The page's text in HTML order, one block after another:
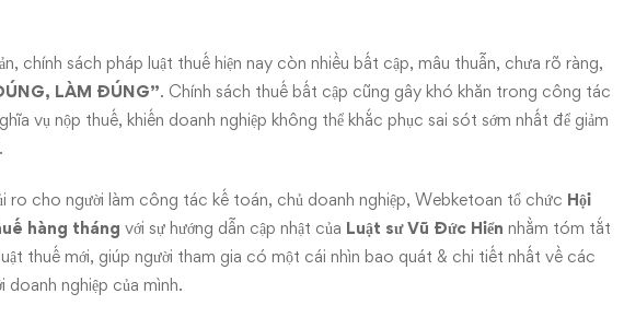
chính sách pháp luật thuế hiện nay còn nhiều bất cập, mâu thuẫn, chưa rõ ràng,
LÀM ĐÚNG”. Chính sách thuế bất cập cũng gây khó khăn trong công tác
vụ nộp thuế, khiến doanh nghiệp không thể khắc phục sai sót sớm nhất để giảm
ro cho người làm công tác kế toán, chủ doanh nghiệp, Webketoan tổ chức Hội
hàng tháng với sự hướng dẫn cập nhật của Luật sư Vũ Đức Hiển nhằm tóm tắt
thuế mới, giúp người tham gia có một cái nhìn bao quát & chi tiết nhất về các
nghiệp của mình.